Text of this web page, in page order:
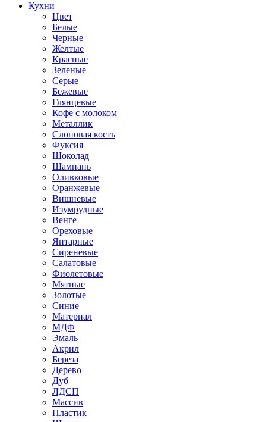
Кухни
Цвет
Белые
Черные
Желтые
Красные
Зеленые
Серые
Бежевые
Глянцевые
Кофе с молоком
Металлик
Слоновая кость
Фуксия
Шоколад
Шампань
Оливковые
Оранжевые
Вишневые
Изумрудные
Венге
Ореховые
Янтарные
Сиреневые
Салатовые
Фиолетовые
Мятные
Золотые
Синие
Материал
МДФ
Эмаль
Акрил
Береза
Дерево
Дуб
ЛДСП
Массив
Пластик